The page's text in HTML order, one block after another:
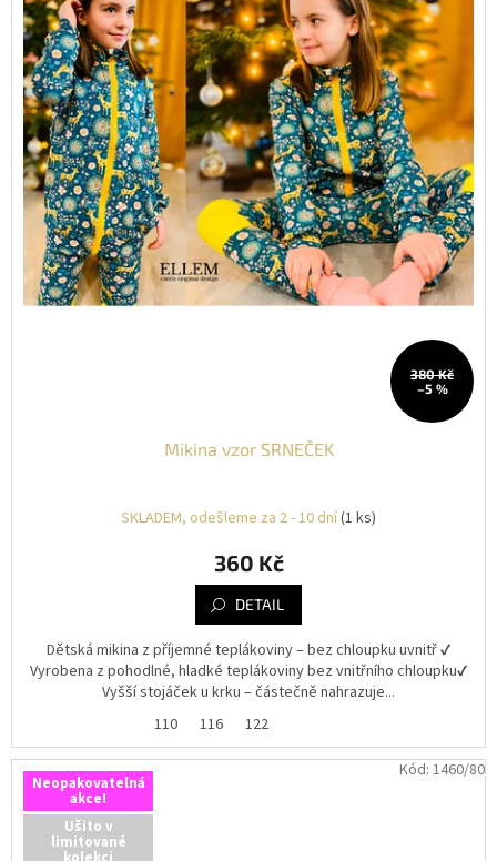
380 Kč
–5 %
Mikina vzor SRNEČEK
SKLADEM, odešleme za 2 - 10 dní(1 ks)
360 Kč
DETAIL
Dětská mikina z příjemné teplákoviny – bez chloupku uvnitř ✔️
Vyrobena z pohodlné, hladké teplákoviny bez vnitřního chloupku✔️
Vyšší stojáček u krku – částečně nahrazuje...
110
116 122
Neopakovatelná
akce!
Ušito v
limitované
Kód: 1460/80